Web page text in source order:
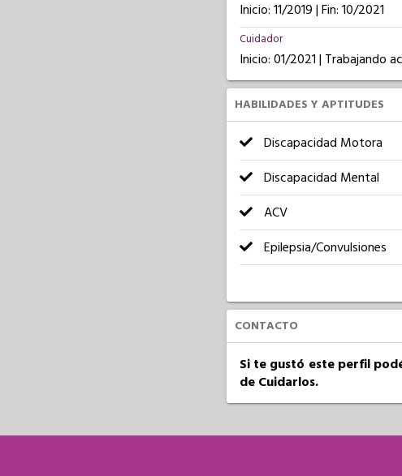
Inicio: 11/2019 | Fin: 10/2021
Cuidador
Inicio: 01/2021 | Trabajando
HABILIDADES Y APTITUDES
Discapacidad Motora
Discapacidad Mental
ACV
Epilepsia/Convulsiones
CONTACTO
Si te gustó este perfil
de Cuidarlos.